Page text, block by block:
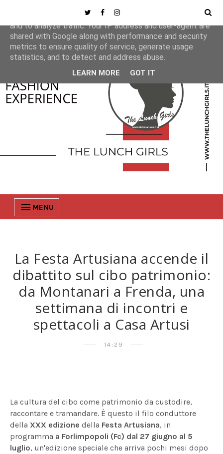
MENU
La Festa Artusiana accende il
dibattito sul cibo patrimonio:
da Montanari a Frenda, una
settimana di incontri e
spettacoli a Casa Artusi
14:29
La cultura del cibo come patrimonio da custodire,
raccontare e tramandare. È questo il filo conduttore
della XXX edizione della Festa Artusiana, in
programma a Forlimpopoli (Fc) dal 27 giugno al 5
luglio, un'edizione speciale che arriva pochi mesi dopo
This site uses cookies from Google to deliver its services
and to analyze traffic. Your IP address and user-agent are
shared with Google along with performance and security
metrics to ensure quality of service, generate usage
statistics, and to detect and address abuse.
LEARN MORE GOT IT